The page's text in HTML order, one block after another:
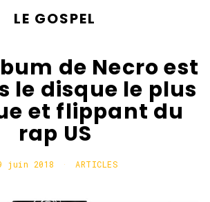
LE GOSPEL
de Necro est
le disque le plus
et flippant du
rap US
juin 2018 ARTICLES